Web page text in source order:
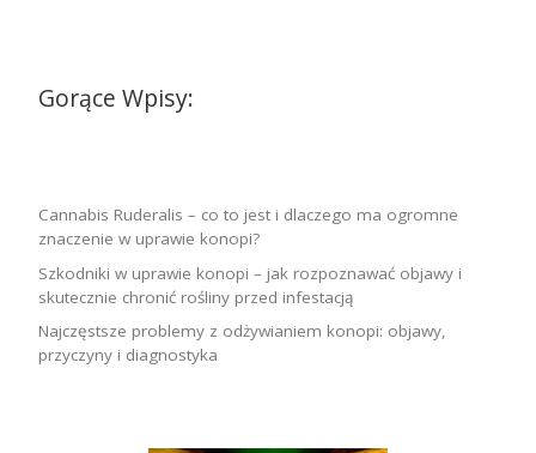
Gorące Wpisy:
Cannabis Ruderalis – co to jest i dlaczego ma ogromne
znaczenie w uprawie konopi?
Szkodniki w uprawie konopi – jak rozpoznawać objawy i
skutecznie chronić rośliny przed infestacją
Najczęstsze problemy z odżywianiem konopi: objawy,
przyczyny i diagnostyka